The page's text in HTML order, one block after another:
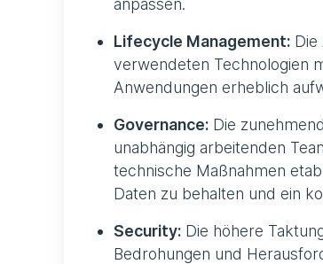
Lifecycle Management: Die
verwendeten Technologien
Anwendungen erheblich
Governance: Die
unabhängig arbeitenden
technische Maßnahmen
Daten zu behalten und ein
Security: Die höhere
Bedrohungen und